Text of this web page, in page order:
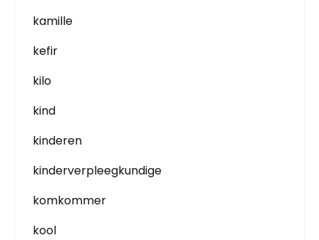
kamille
kefir
kilo
kind
kinderen
kinderverpleegkundige
komkommer
kool